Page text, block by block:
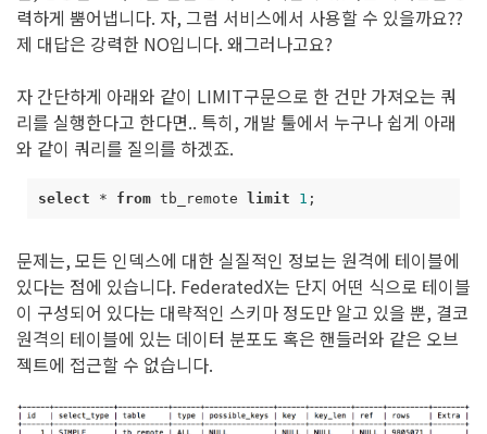
력하게 뿜어냅니다. 자, 그럼 서비스에서 사용할 수 있을까요??
제 대답은 강력한 NO입니다. 왜그러나고요?
자 간단하게 아래와 같이 LIMIT구문으로 한 건만 가져오는 쿼
리를 실행한다고 한다면.. 특히, 개발 툴에서 누구나 쉽게 아래
와 같이 쿼리를 질의를 하겠죠.
select * from tb_remote limit 1 ;
문제는, 모든 인덱스에 대한 실질적인 정보는 원격에 테이블에
있다는 점에 있습니다. FederatedX는 단지 어떤 식으로 테이블
이 구성되어 있다는 대략적인 스키마 정도만 알고 있을 뿐, 결코
원격의 테이블에 있는 데이터 분포도 혹은 핸들러와 같은 오브
젝트에 접근할 수 없습니다.